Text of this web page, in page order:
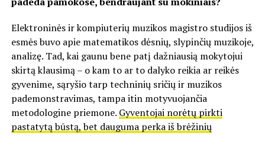
Elektroninės ir kompiuterių muzikos magistro studijos iš
esmės buvo apie matematikos dėsnių, slypinčių muzikoje,
analizę. Tad, kai gaunu bene patį dažniausią mokytojui
skirtą klausimą – o kam to ar to dalyko reikia ar reikės
gyvenime, sąryšio tarp techninių sričių ir muzikos
pademonstravimas, tampa itin motyvuojančia
metodologine priemone. Gyventojai norėtų pirkti
pastatytą būstą, bet dauguma perka iš brėžinių